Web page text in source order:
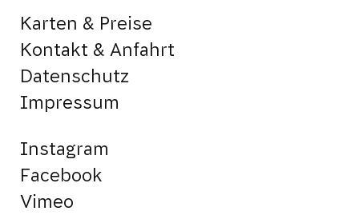
Karten & Preise
Kontakt & Anfahrt
Datenschutz
Impressum
Instagram
Facebook
Vimeo